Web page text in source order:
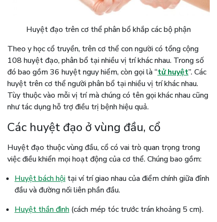
Huyệt đạo trên cơ thể phân bổ khắp các bộ phận
Theo y học cổ truyền, trên cơ thể con người có tổng cộng
108 huyệt đạo, phân bổ tại nhiều vị trí khác nhau. Trong số
đó bao gồm 36 huyệt nguy hiểm, còn gọi là “tử huyệt”. Các
huyệt trên cơ thể người phân bổ tại nhiều vị trí khác nhau.
Tùy thuộc vào mỗi vị trí mà chúng có tên gọi khác nhau cũng
như tác dụng hỗ trợ điều trị bệnh hiệu quả.
Các huyệt đạo ở vùng đầu, cổ
Huyệt đạo thuộc vùng đầu, cổ có vai trò quan trọng trong
việc điều khiển mọi hoạt động của cơ thể. Chúng bao gồm:
Huyệt bách hội tại ví trí giao nhau của điểm chính giữa đỉnh
đầu và đường nối liên phần đầu.
Huyệt thần đình (cách mép tóc trước trán khoảng 5 cm).